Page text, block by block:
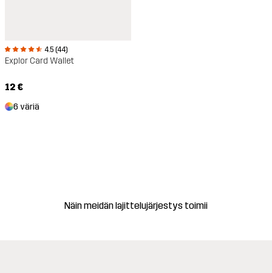
4.5 (44)
Explor Card Wallet
12 €
6 väriä
Näin meidän lajittelujärjestys toimii